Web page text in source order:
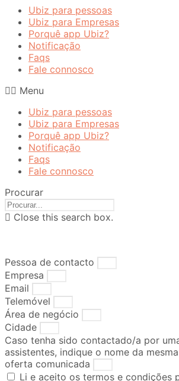
Ubiz para pessoas
Ubiz para Empresas
Porquê app Ubiz?
Notificação
Faqs
Fale connosco
Menu
Ubiz para pessoas
Ubiz para Empresas
Porquê app Ubiz?
Notificação
Faqs
Fale connosco
Procurar
Close this search box.
Pessoa de contacto
Empresa
Email
Telemóvel
Área de negócio
Cidade
Caso tenha sido contactado/a por
assistentes, indique o nome da
oferta comunicada
Li e aceito os termos e condições